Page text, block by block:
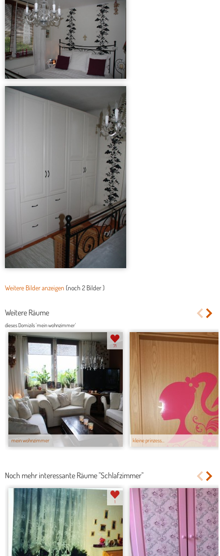
Weitere Bilder anzeigen (noch 2 Bilder)
Weitere Räume
dieses Domizils 'mein wohnzimmer'
mein wohnzimmer
71
kleine prinzess...
Noch mehr interessante Räume "Schlafzimmer"
1